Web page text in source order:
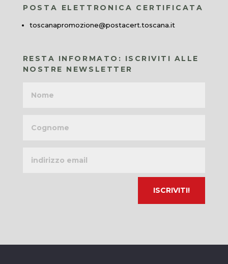
POSTA ELETTRONICA CERTIFICATA
toscanapromozione@postacert.toscana.it
RESTA INFORMATO: ISCRIVITI ALLE
NOSTRE NEWSLETTER
email